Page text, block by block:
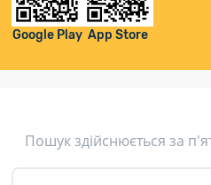
та листівки
товарів для саду
Google Play App Store
Пошук здійснюється за